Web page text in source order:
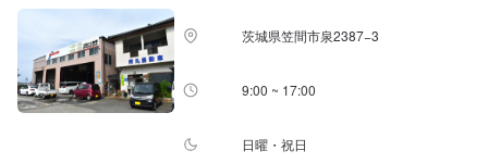
茨城県笠間市泉2387−3
9:00 ~ 17:00
日曜・祝日